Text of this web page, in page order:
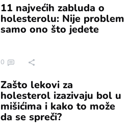
11 najvećih zabluda o
holesterolu: Nije problem
samo ono što jedete
0
Zašto lekovi za
holesterol izazivaju bol u
mišićima i kako to može
da se spreči?